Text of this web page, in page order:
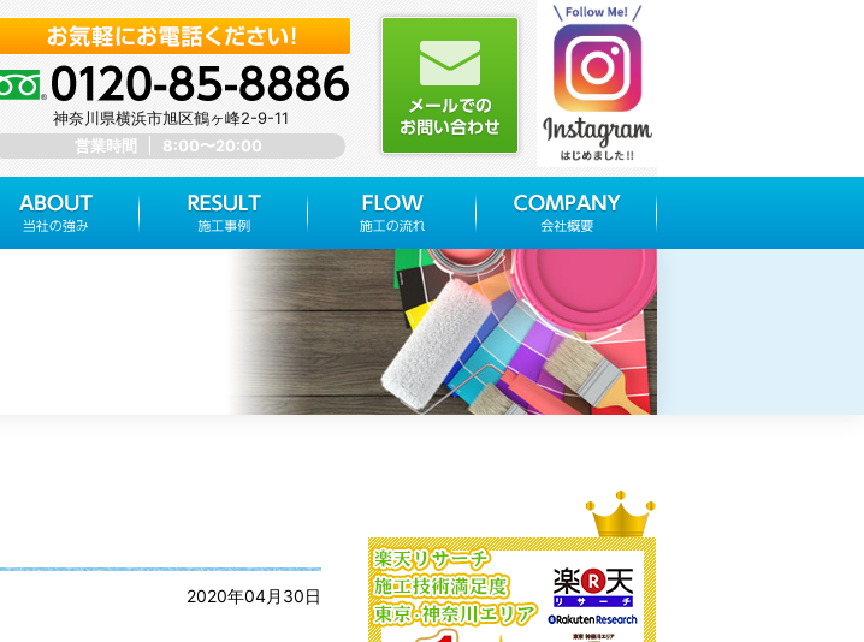
神奈川県横浜市旭区鶴ヶ峰2-9-11
営業時間
8:00〜20:00
2020年04月30日